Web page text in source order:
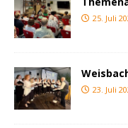
25. Juli
23. Juli